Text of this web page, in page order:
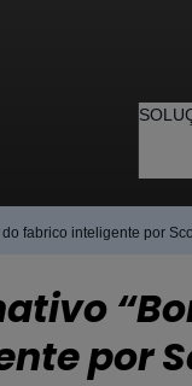
fabrico inteligente por
por